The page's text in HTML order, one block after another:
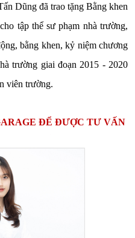
Dũng đã trao tặng Bằng khen
tập thể sư phạm nhà trường,
bằng khen, kỷ niệm chương
trường giai đoạn 2015 - 2020
viên trường.
ĐỂ ĐƯỢC TƯ VẤN